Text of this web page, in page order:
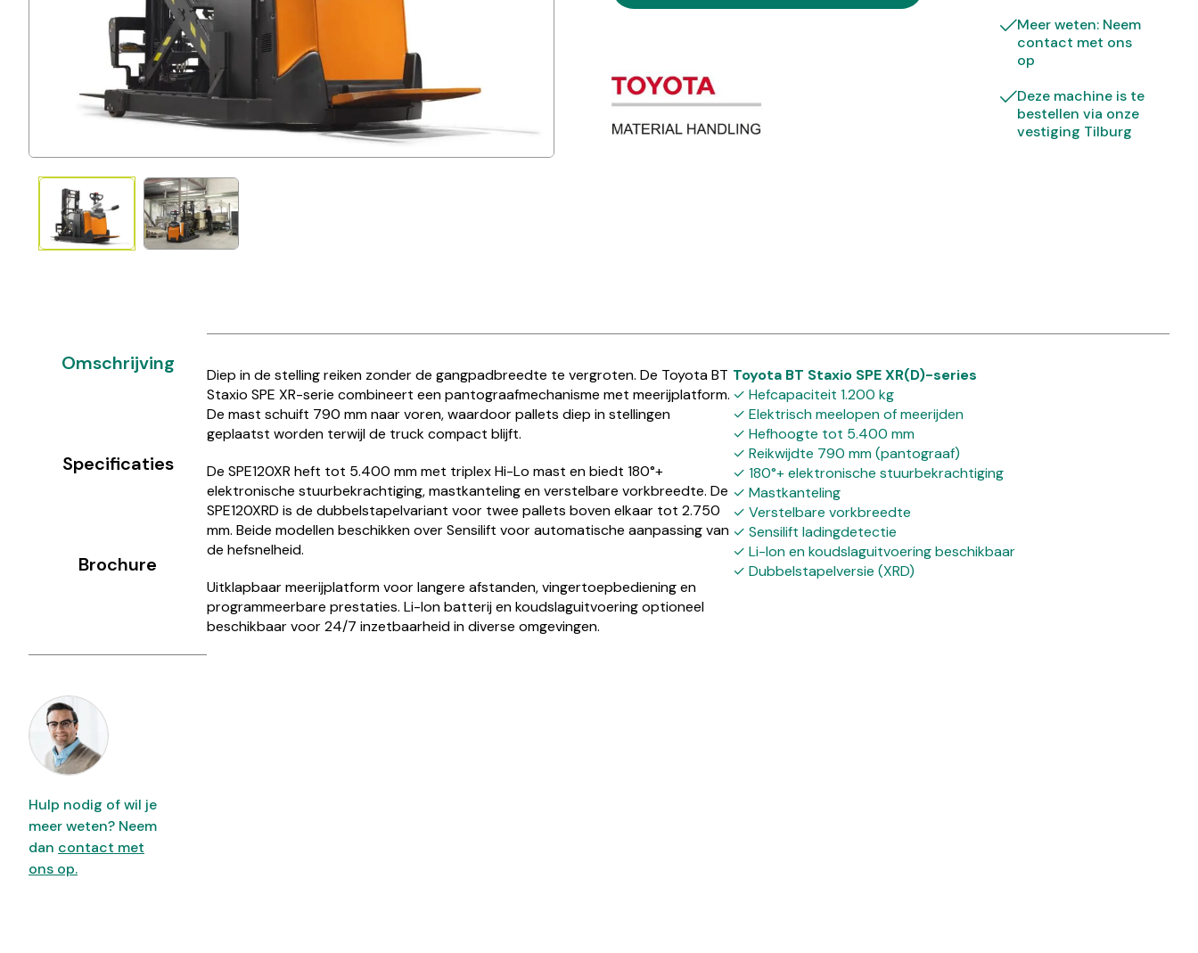
Meer weten: Neem
contact met ons
op
Deze machine is te
bestellen via onze
vestiging Tilburg
Hulp nodig of wil je
meer weten? Neem
dan contact met
ons op.
Omschrijving
Specificaties
Brochure
Diep in de stelling reiken zonder de gangpadbreedte te vergroten. De Toyota BT
Staxio SPE XR-serie combineert een pantograafmechanisme met meerijplatform.
De mast schuift 790 mm naar voren, waardoor pallets diep in stellingen
geplaatst worden terwijl de truck compact blijft.
De SPE120XR heft tot 5.400 mm met triplex Hi-Lo mast en biedt 180°+
elektronische stuurbekrachtiging, mastkanteling en verstelbare vorkbreedte. De
SPE120XRD is de dubbelstapelvariant voor twee pallets boven elkaar tot 2.750
mm. Beide modellen beschikken over Sensilift voor automatische aanpassing van
de hefsnelheid.
Uitklapbaar meerijplatform voor langere afstanden, vingertoepbediening en
programmeerbare prestaties. Li-Ion batterij en koudslaguitvoering optioneel
beschikbaar voor 24/7 inzetbaarheid in diverse omgevingen.
Toyota BT Staxio SPE XR(D)-series
✓ Hefcapaciteit 1.200 kg
✓ Elektrisch meelopen of meerijden
✓ Hefhoogte tot 5.400 mm
✓ Reikwijdte 790 mm (pantograaf)
✓ 180°+ elektronische stuurbekrachtiging
✓ Mastkanteling
✓ Verstelbare vorkbreedte
✓ Sensilift ladingdetectie
✓ Li-Ion en koudslaguitvoering beschikbaar
✓ Dubbelstapelversie (XRD)